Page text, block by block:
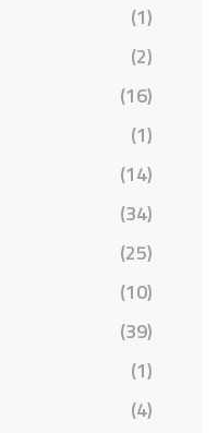
(1)
(2)
(16)
(1)
(14)
(34)
(25)
(10)
(39)
(1)
(4)